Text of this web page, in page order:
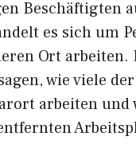
Beschäftigten
es sich um
Ort arbeiten.
wie viele
arbeiten und